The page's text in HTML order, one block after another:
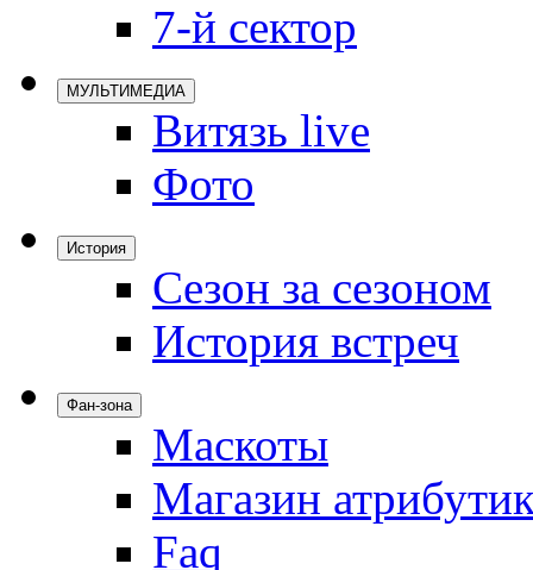
7-й сектор
МУЛЬТИМЕДИА
Витязь live
Фото
История
Сезон за сезоном
История встреч
Фан-зона
Маскоты
Магазин
Faq